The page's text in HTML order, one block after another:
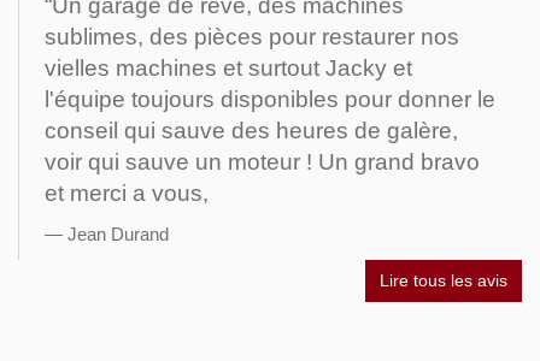
“Un garage de rêve, des machines
sublimes, des pièces pour restaurer nos
vielles machines et surtout Jacky et
l'équipe toujours disponibles pour donner le
conseil qui sauve des heures de galère,
voir qui sauve un moteur ! Un grand bravo
et merci a vous,
Jean Durand
Lire tous les avis